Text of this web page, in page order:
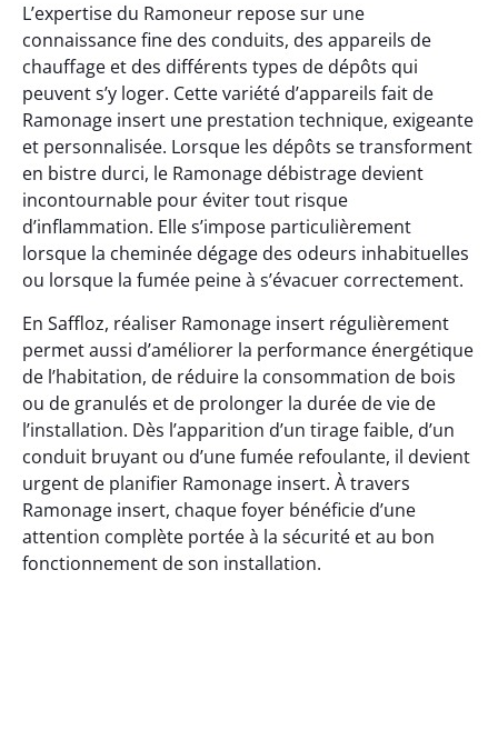
L’expertise du Ramoneur repose sur une
connaissance fine des conduits, des appareils de
chauffage et des différents types de dépôts qui
peuvent s’y loger. Cette variété d’appareils fait de
Ramonage insert une prestation technique, exigeante
et personnalisée. Lorsque les dépôts se transforment
en bistre durci, le Ramonage débistrage devient
incontournable pour éviter tout risque
d’inflammation. Elle s’impose particulièrement
lorsque la cheminée dégage des odeurs inhabituelles
ou lorsque la fumée peine à s’évacuer correctement.
En Saffloz, réaliser Ramonage insert régulièrement
permet aussi d’améliorer la performance énergétique
de l’habitation, de réduire la consommation de bois
ou de granulés et de prolonger la durée de vie de
l’installation. Dès l’apparition d’un tirage faible, d’un
conduit bruyant ou d’une fumée refoulante, il devient
urgent de planifier Ramonage insert. À travers
Ramonage insert, chaque foyer bénéficie d’une
attention complète portée à la sécurité et au bon
fonctionnement de son installation.